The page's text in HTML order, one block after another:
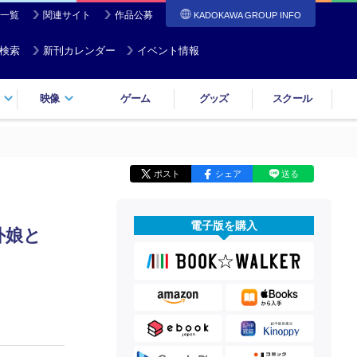
覧 関連サイト 作品公募 KADOKAWA GROUP INFO
索 新刊カレンダー イベント情報
映像 ゲーム グッズ スクール
ポスト シェア 送る
と 電子版を購入